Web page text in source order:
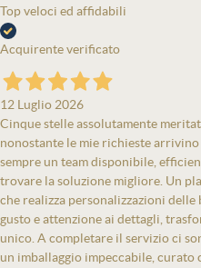
Top veloci ed affidabili
Acquirente verificato
12 Luglio 2026
Cinque stelle assolutamente
nonostante le mie richieste
sempre un team disponibile,
trovare la soluzione migliore. Un
che realizza personalizzazioni
gusto e attenzione ai dettagli,
unico. A completare il servizio ci
un imballaggio impeccabile, curato